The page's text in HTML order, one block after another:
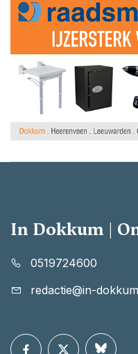
In Dokkum |
0519724600
redactie@in-